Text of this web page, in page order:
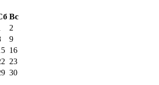
Вс
2
9
16
23
30